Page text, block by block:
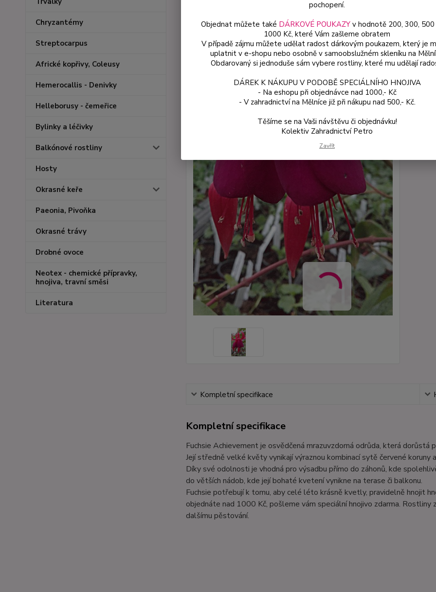
Chryzantémy
Streptocarpus
Africké kopřivy, Coleusy
Hemerocallis - Denivky
Helleborusy - čemeřice
Bylinky a léčivky
Balkónové rostliny
Hosty
Okrasné keře
Paeonia, Pivoňka
Okrasné trávy
Drobné ovoce
Neotex - chemické přípravky,
hnojiva, travní směsi
Literatura
Kompletní specifikace
Kompletní specifikace
Fuchsie Achievement je osvědčená mrazuvzdorná odrůda, která
Její středně velké květy vynikají výraznou kombinací sytě červené
Díky své odolnosti je vhodná pro výsadbu přímo do záhonů, kde
do větších nádob, kde její bohaté kvetení vynikne na terase či balkonu.
Fuchsie potřebují k tomu, aby celé léto krásně kvetly, pravidelně hnojit
objednáte nad 1000 Kč, pošleme vám speciální hnojivo zdarma.
dalšímu pěstování.
pochopení.
Objednat můžete také DÁRKOVÉ POUKAZYv hodnotě 200, 300, 500
1000 Kč, které Vám zašleme obratem
V případě zájmu můžete udělat radost dárkovým poukazem, který je
uplatnit v e-shopu nebo osobně v samoobslužném skleníku na
Obdarovaný si jednoduše sám vybere rostliny, které mu udělají
DÁREK K NÁKUPU V PODOBĚ SPECIÁLNÍHO HNOJIVA
- Na eshopu při objednávce nad 1000,- Kč
- V zahradnictví na Mělníce již při nákupu nad 500,- Kč.
Těšíme se na Vaši návštěvu či objednávku!
Kolektiv Zahradnictví Petro
Zavřít